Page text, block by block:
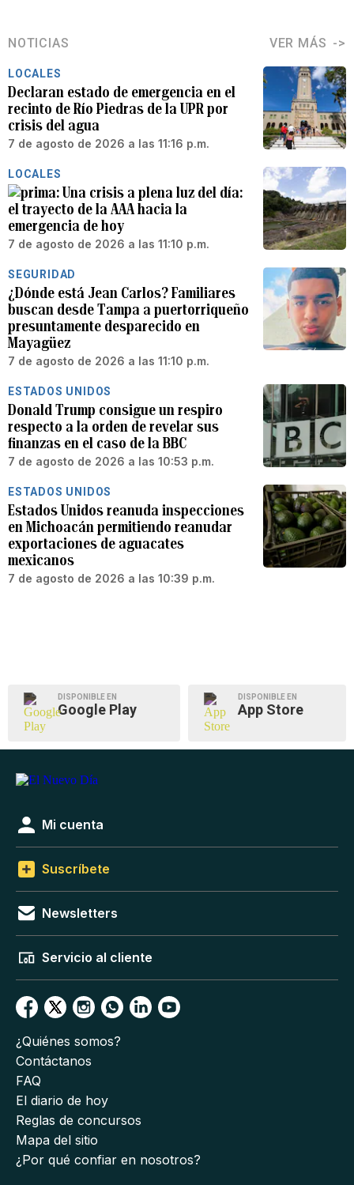
NOTICIAS VER MÁS
LOCALES
Declaran estado de emergencia en el
recinto de Río Piedras de la UPR por
crisis del agua
7 de agosto de 2026 a las 11:16 p.m.
LOCALES
Una crisis a plena luz del día:
el trayecto de la AAA hacia la
emergencia de hoy
7 de agosto de 2026 a las 11:10 p.m.
SEGURIDAD
¿Dónde está Jean Carlos? Familiares
buscan desde Tampa a puertorriqueño
presuntamente desparecido en
Mayagüez
7 de agosto de 2026 a las 11:10 p.m.
ESTADOS UNIDOS
Donald Trump consigue un respiro
respecto a la orden de revelar sus
finanzas en el caso de la BBC
7 de agosto de 2026 a las 10:53 p.m.
ESTADOS UNIDOS
Estados Unidos reanuda inspecciones
en Michoacán permitiendo reanudar
exportaciones de aguacates
mexicanos
7 de agosto de 2026 a las 10:39 p.m.
DISPONIBLE EN
Google Play
DISPONIBLE EN
App Store
Mi cuenta
Suscríbete
Newsletters
Servicio al cliente
¿Quiénes somos?
Contáctanos
FAQ
El diario de hoy
Reglas de concursos
Mapa del sitio
¿Por qué confiar en nosotros?